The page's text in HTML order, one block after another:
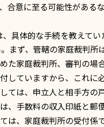
合意に至る可能性がある
、具体的な手続を教えてい
。まず、管轄の家庭裁判
た家庭裁判所、審判の場
していますから、これに
ては、申立人と相手方の
、手数料の収入印紙と郵
は、家庭裁判所の受付係